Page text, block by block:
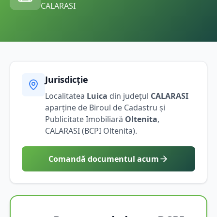
CALARASI
Jurisdicție
Localitatea Luica din județul CALARASI
aparține de Biroul de Cadastru și
Publicitate Imobiliară Oltenita,
CALARASI(BCPI Oltenita).
Comandă documentul acum